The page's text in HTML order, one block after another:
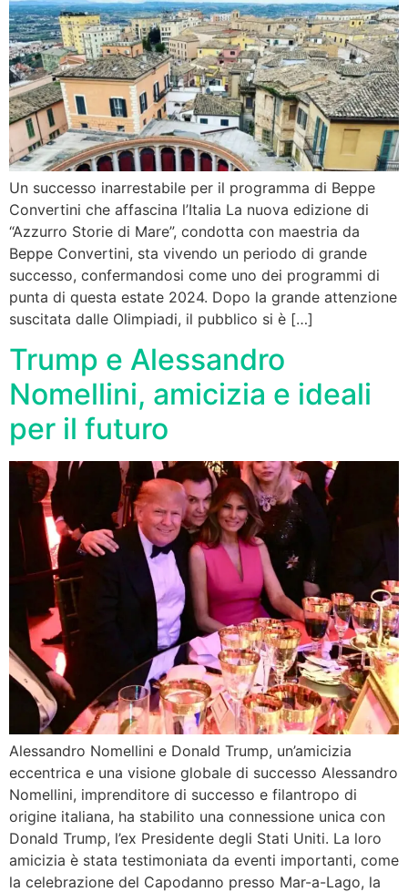
Un successo inarrestabile per il programma di Beppe
Convertini che affascina l’Italia La nuova edizione di
“Azzurro Storie di Mare”, condotta con maestria da
Beppe Convertini, sta vivendo un periodo di grande
successo, confermandosi come uno dei programmi di
punta di questa estate 2024. Dopo la grande attenzione
suscitata dalle Olimpiadi, il pubblico si è […]
Trump e Alessandro
Nomellini, amicizia e ideali
per il futuro
Alessandro Nomellini e Donald Trump, un’amicizia
eccentrica e una visione globale di successo Alessandro
Nomellini, imprenditore di successo e filantropo di
origine italiana, ha stabilito una connessione unica con
Donald Trump, l’ex Presidente degli Stati Uniti. La loro
amicizia è stata testimoniata da eventi importanti, come
la celebrazione del Capodanno presso Mar-a-Lago, la